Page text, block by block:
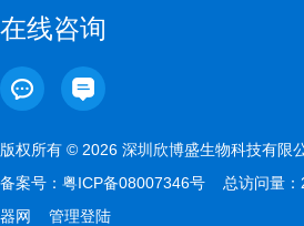
在线咨询
版权所有 © 2026 深圳欣博盛生物科技有限
备案号： 粤ICP备08007346号 总访问量：
器网
管理登陆